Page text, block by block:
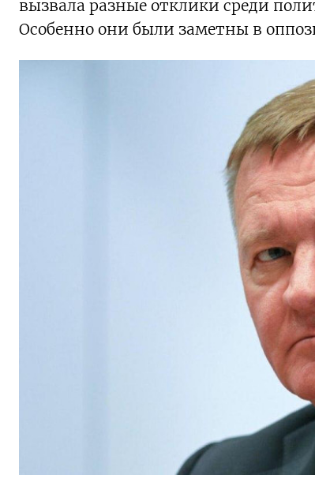
вызвала разные отклики среди
Особенно они были заметны в